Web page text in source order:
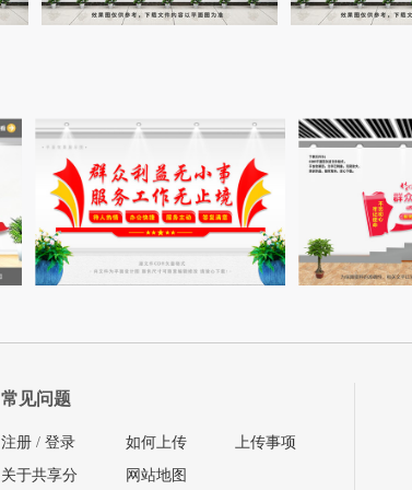
常见问题
注册 / 登录
关于共享分
如何上传
网站地图
上传事项